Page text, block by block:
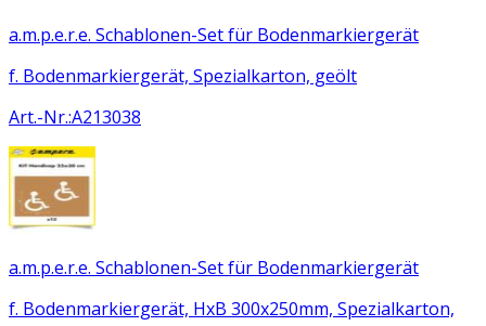
a.m.p.e.r.e. Schablonen-Set für Bodenmarkiergerät
f. Bodenmarkiergerät, Spezialkarton, geölt
Art.-Nr.:A213038
a.m.p.e.r.e. Schablonen-Set für Bodenmarkiergerät
f. Bodenmarkiergerät, HxB 300x250mm, Spezialkarton,